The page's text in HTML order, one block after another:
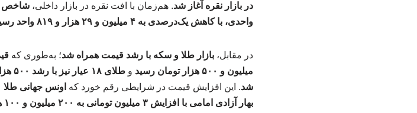
در بازار نقره آغاز شد. هم‌زمان با افت نقره در بازار داخلی،
واحدی، با کاهش یک‌درصدی به ۴ میلیون و ۲۹ هزار و ۸۱۹ واحد رسید
در مقابل،بازار طلا و سکه با رشد قیمت همراه شد؛ به‌طوری که
میلیون و ۵۰۰ هزار تومان رسید
و
شد. این افزایش قیمت در شرایطی رقم خورد که اونس جهانی طلا ۶۰ دلار کاهش یافت
بهار آزادی امامی با افزایش ۳ میلیون تومانی به ۲۰۰ میلیون و ۱۰۰ هزار تومان رسید